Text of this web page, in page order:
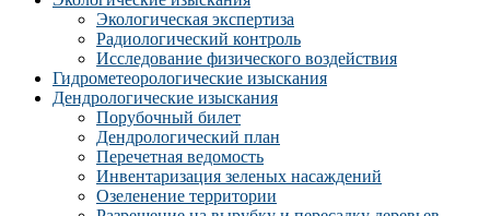
Экологическая экспертиза
Радиологический контроль
Исследование физического воздействия
Гидрометеорологические изыскания
Дендрологические изыскания
Порубочный билет
Дендрологический план
Перечетная ведомость
Инвентаризация зеленых насаждений
Озеленение территории